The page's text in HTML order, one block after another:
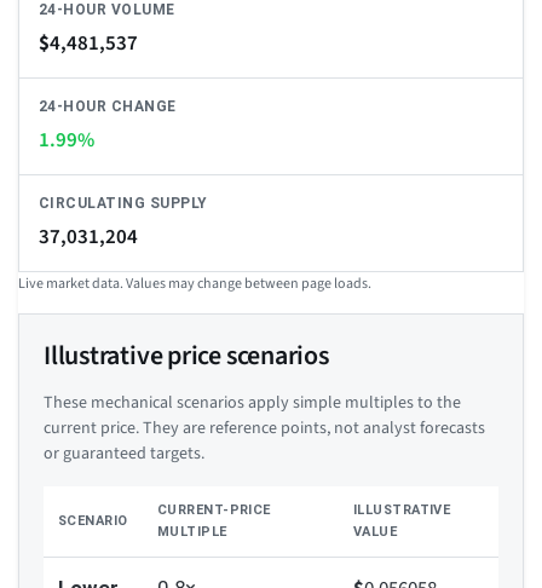
24-HOUR VOLUME
$4,481,537
24-HOUR CHANGE
1.99%
CIRCULATING SUPPLY
37,031,204
Live market data. Values may change between page loads.
Illustrative price scenarios
These mechanical scenarios apply simple multiples to the
current price. They are reference points, not analyst forecasts
or guaranteed targets.
SCENARIO
CURRENT-PRICE
MULTIPLE
ILLUSTRATIVE
VALUE